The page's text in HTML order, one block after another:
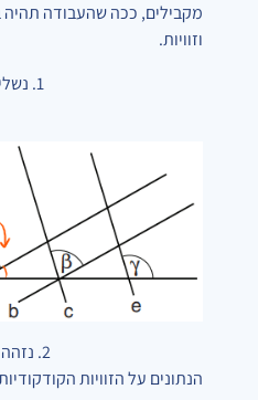
מקבילים, ככה שהעבודה תהיה
וזוויות.
2.
הנתונים על הזוויות